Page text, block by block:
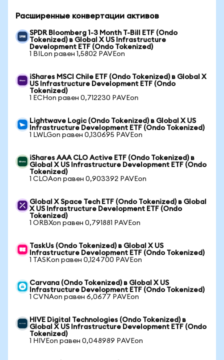
Расширенные конвертации активов
SPDR Bloomberg 1-3 Month T-Bill ETF (Ondo
Tokenized) в Global X US Infrastructure
Development ETF (Ondo Tokenized)
1 BILon равен 1,5802 PAVEon
iShares MSCI Chile ETF (Ondo Tokenized) в Global X
US Infrastructure Development ETF (Ondo
Tokenized)
1 ECHon равен 0,712230 PAVEon
Lightwave Logic (Ondo Tokenized) в Global X US
Infrastructure Development ETF (Ondo Tokenized)
1 LWLGon равен 0,130695 PAVEon
iShares AAA CLO Active ETF (Ondo Tokenized) в
Global X US Infrastructure Development ETF (Ondo
Tokenized)
1 CLOAon равен 0,903392 PAVEon
Global X Space Tech ETF (Ondo Tokenized) в Global
X US Infrastructure Development ETF (Ondo
Tokenized)
1 ORBXon равен 0,791881 PAVEon
TaskUs (Ondo Tokenized) в Global X US
Infrastructure Development ETF (Ondo Tokenized)
1 TASKon равен 0,124700 PAVEon
Carvana (Ondo Tokenized) в Global X US
Infrastructure Development ETF (Ondo Tokenized)
1 CVNAon равен 6,0677 PAVEon
HIVE Digital Technologies (Ondo Tokenized) в
Global X US Infrastructure Development ETF (Ondo
Tokenized)
1 HIVEon равен 0,048989 PAVEon